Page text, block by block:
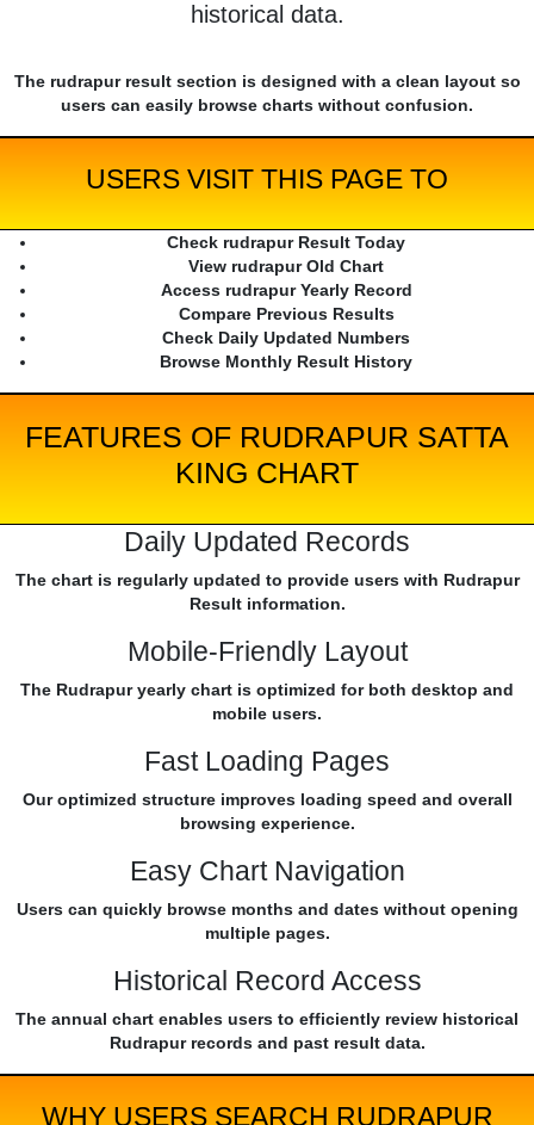
historical data.
The rudrapur result section is designed with a clean layout so
users can easily browse charts without confusion.
USERS VISIT THIS PAGE TO
Check rudrapur Result Today
View rudrapur Old Chart
Access rudrapur Yearly Record
Compare Previous Results
Check Daily Updated Numbers
Browse Monthly Result History
FEATURES OF RUDRAPUR SATTA
KING CHART
Daily Updated Records
The chart is regularly updated to provide users with Rudrapur
Result information.
Mobile-Friendly Layout
The Rudrapur yearly chart is optimized for both desktop and
mobile users.
Fast Loading Pages
Our optimized structure improves loading speed and overall
browsing experience.
Easy Chart Navigation
Users can quickly browse months and dates without opening
multiple pages.
Historical Record Access
The annual chart enables users to efficiently review historical
Rudrapur records and past result data.
WHY USERS SEARCH RUDRAPUR